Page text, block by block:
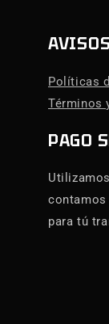
Políticas
Términos
PAGO
contamos
para tú